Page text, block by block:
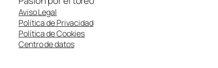
Aviso Legal
Política de Privacidad
Política de Cookies
Centro de datos